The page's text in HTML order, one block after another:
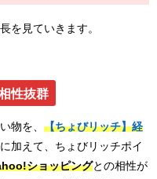
を見ていきます。
性抜群
物を、 【ちょびリッチ】経
加えて、ちょびリッチポイ
ショッピングとの相性が